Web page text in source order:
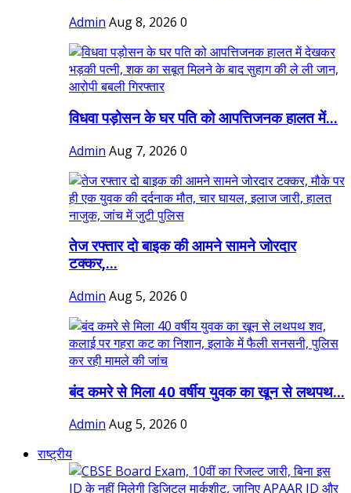
Admin Aug 8, 2026 0
विधवा पड़ोसन के घर पति को आपत्तिजनक हालत में...
Admin Aug 7, 2026 0
तेज रफ्तार दो बाइक की आमने सामने जोरदार
टक्कर,...
Admin Aug 5, 2026 0
बंद कमरे से मिला 40 वर्षीय युवक का खून से लथपथ...
Admin Aug 5, 2026 0
राष्ट्रीय